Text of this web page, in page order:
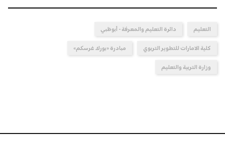
التعليم دائرة التعليم والمعرفة - أبوظبي
كلية الامارات للتطوير التربوي مبادرة «بورك غرسكم»
وزارة التربية والتعليم